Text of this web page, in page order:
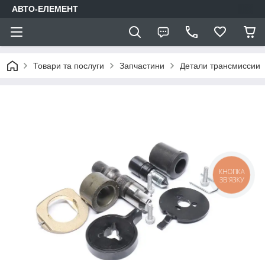
АВТО-ЕЛЕМЕНТ
Товари та послуги Запчастини Детали трансмиссии
КНОПКА
ЗВ'ЯЗКУ